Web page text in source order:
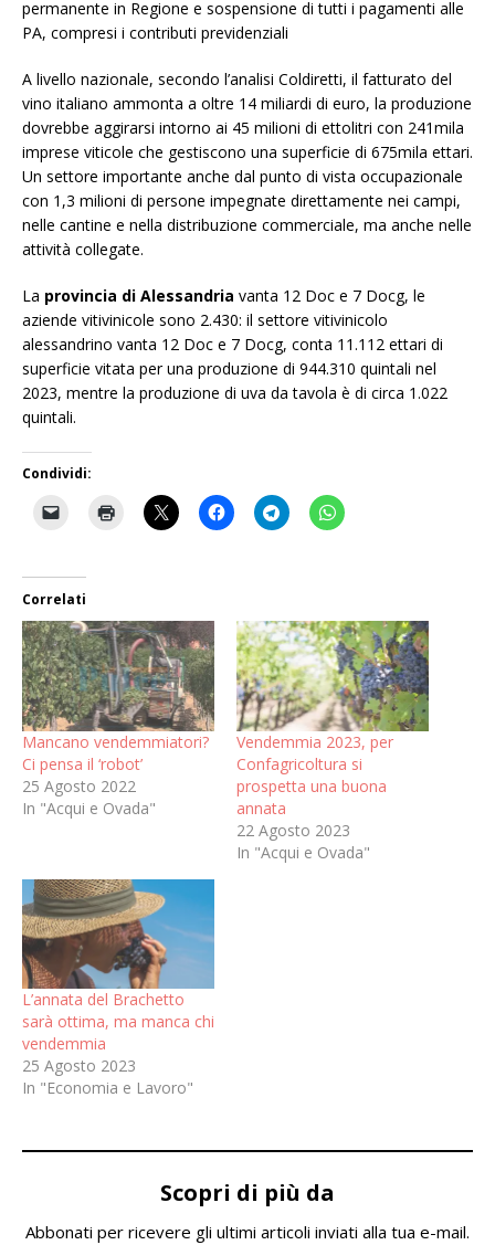
permanente in Regione e sospensione di tutti i pagamenti alle
PA, compresi i contributi previdenziali
A livello nazionale, secondo l’analisi Coldiretti, il fatturato del
vino italiano ammonta a oltre 14 miliardi di euro, la produzione
dovrebbe aggirarsi intorno ai 45 milioni di ettolitri con 241mila
imprese viticole che gestiscono una superficie di 675mila ettari.
Un settore importante anche dal punto di vista occupazionale
con 1,3 milioni di persone impegnate direttamente nei campi,
nelle cantine e nella distribuzione commerciale, ma anche nelle
attività collegate.
La provincia di Alessandria vanta 12 Doc e 7 Docg, le
aziende vitivinicole sono 2.430: il settore vitivinicolo
alessandrino vanta 12 Doc e 7 Docg, conta 11.112 ettari di
superficie vitata per una produzione di 944.310 quintali nel
2023, mentre la produzione di uva da tavola è di circa 1.022
quintali.
Condividi:
Correlati
Mancano vendemmiatori?
Ci pensa il ‘robot’
25 Agosto 2022
In "Acqui e Ovada"
Vendemmia 2023, per
Confagricoltura si
prospetta una buona
annata
22 Agosto 2023
In "Acqui e Ovada"
L’annata del Brachetto
sarà ottima, ma manca chi
vendemmia
25 Agosto 2023
In "Economia e Lavoro"
Scopri di più da
Abbonati per ricevere gli ultimi articoli inviati alla tua e-mail.